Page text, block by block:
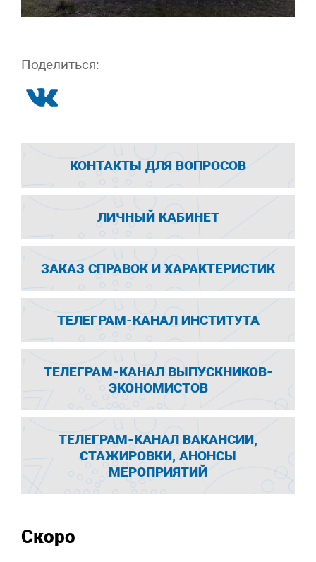
Поделиться:
КОНТАКТЫ ДЛЯ ВОПРОСОВ
ЛИЧНЫЙ КАБИНЕТ
ЗАКАЗ СПРАВОК И ХАРАКТЕРИСТИК
ТЕЛЕГРАМ-КАНАЛ ИНСТИТУТА
ТЕЛЕГРАМ-КАНАЛ ВЫПУСКНИКОВ-
ЭКОНОМИСТОВ
ТЕЛЕГРАМ-КАНАЛ ВАКАНСИИ,
СТАЖИРОВКИ, АНОНСЫ
МЕРОПРИЯТИЙ
Скоро